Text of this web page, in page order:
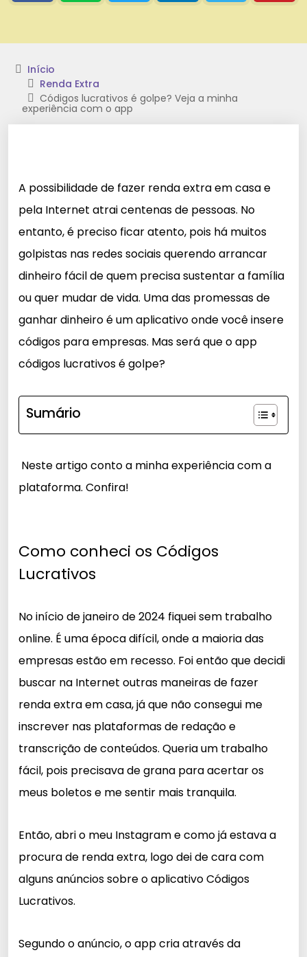
Início
Renda Extra
Códigos lucrativos é golpe? Veja a minha
experiência com o app
A possibilidade de fazer renda extra em casa e
pela Internet atrai centenas de pessoas. No
entanto, é preciso ficar atento, pois há muitos
golpistas nas redes sociais querendo arrancar
dinheiro fácil de quem precisa sustentar a família
ou quer mudar de vida. Uma das promessas de
ganhar dinheiro é um aplicativo onde você insere
códigos para empresas. Mas será que o app
códigos lucrativos é golpe?
Sumário
Neste artigo conto a minha experiência com a
plataforma. Confira!
Como conheci os Códigos
Lucrativos
No início de janeiro de 2024 fiquei sem trabalho
online. É uma época difícil, onde a maioria das
empresas estão em recesso. Foi então que decidi
buscar na Internet outras maneiras de fazer
renda extra em casa, já que não consegui me
inscrever nas plataformas de redação e
transcrição de conteúdos. Queria um trabalho
fácil, pois precisava de grana para acertar os
meus boletos e me sentir mais tranquila.
Então, abri o meu Instagram e como já estava a
procura de renda extra, logo dei de cara com
alguns anúncios sobre o aplicativo Códigos
Lucrativos.
Segundo o anúncio, o app cria através da